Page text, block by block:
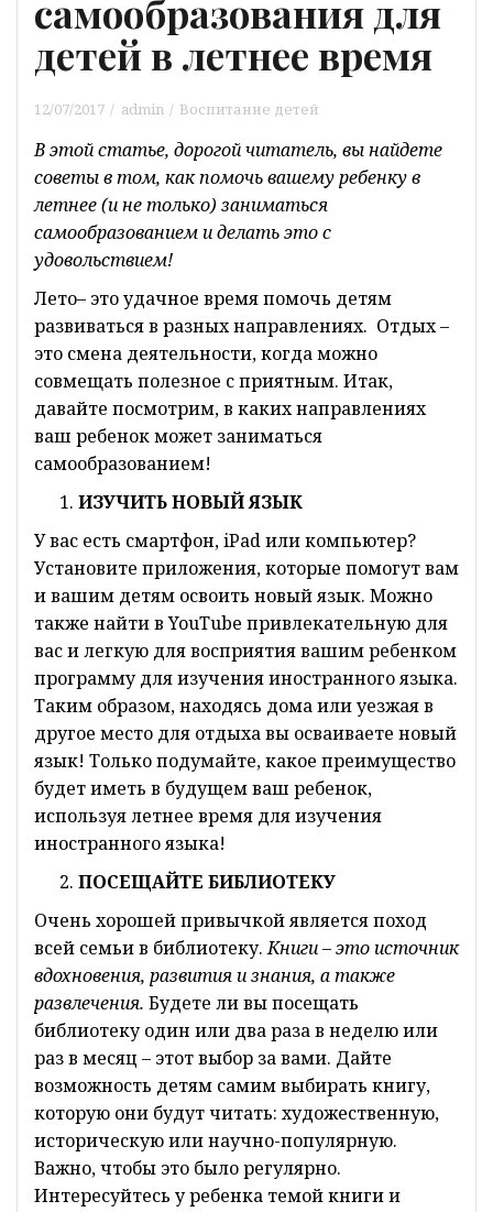
самообразования для
детей в летнее время
12/07/2017 admin Воспитание детей
В этой статье, дорогой читатель, вы найдете
советы в том, как помочь вашему ребенку в
летнее (и не только) заниматься
самообразованием и делать это с
удовольствием!
Лето– это удачное время помочь детям
развиваться в разных направлениях. Отдых –
это смена деятельности, когда можно
совмещать полезное с приятным. Итак,
давайте посмотрим, в каких направлениях
ваш ребенок может заниматься
самообразованием!
ИЗУЧИТЬ НОВЫЙ ЯЗЫК
У вас есть смартфон, iPad или компьютер?
Установите приложения, которые помогут вам
и вашим детям освоить новый язык. Можно
также найти в YouTube привлекательную для
вас и легкую для восприятия вашим ребенком
программу для изучения иностранного языка.
Таким образом, находясь дома или уезжая в
другое место для отдыха вы осваиваете новый
язык! Только подумайте, какое преимущество
будет иметь в будущем ваш ребенок,
используя летнее время для изучения
иностранного языка!
ПОСЕЩАЙТЕ БИБЛИОТЕКУ
Очень хорошей привычкой является поход
всей семьи в библиотеку.Книги – это источник
вдохновения, развития и знания, а также
развлечения. Будете ли вы посещать
библиотеку один или два раза в неделю или
раз в месяц – этот выбор за вами. Дайте
возможность детям самим выбирать книгу,
которую они будут читать: художественную,
историческую или научно-популярную.
Важно, чтобы это было регулярно.
Интересуйтесь у ребенка темой книги и